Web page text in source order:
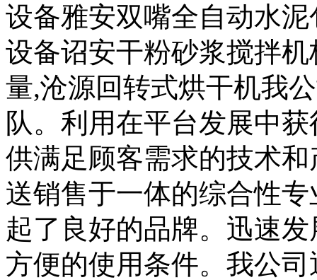
设备雅安双嘴全自动水
设备诏安干粉砂浆搅拌
量,沧源回转式烘干机我
队。利用在平台发展中
供满足顾客需求的技术
送销售于一体的综合性
起了良好的品牌。迅速
方便的使用条件。我公